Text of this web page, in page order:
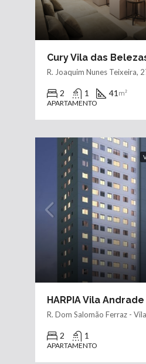
Cury Vila das
2 1 41 m²
APARTAMENTO
HARPIA Vila Andrade
2 1
APARTAMENTO